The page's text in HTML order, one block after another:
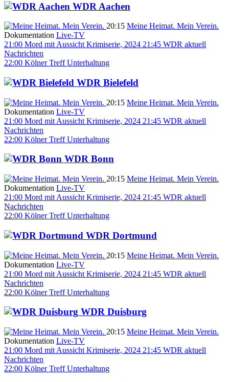
WDR Aachen
20:15 Meine Heimat. Mein Verein.
Dokumentation Live-TV
21:00 Mord mit Aussicht Krimiserie, 2024 21:45 WDR aktuell
Nachrichten
22:00 Kölner Treff Unterhaltung
WDR Bielefeld
20:15 Meine Heimat. Mein Verein.
Dokumentation Live-TV
21:00 Mord mit Aussicht Krimiserie, 2024 21:45 WDR aktuell
Nachrichten
22:00 Kölner Treff Unterhaltung
WDR Bonn
20:15 Meine Heimat. Mein Verein.
Dokumentation Live-TV
21:00 Mord mit Aussicht Krimiserie, 2024 21:45 WDR aktuell
Nachrichten
22:00 Kölner Treff Unterhaltung
WDR Dortmund
20:15 Meine Heimat. Mein Verein.
Dokumentation Live-TV
21:00 Mord mit Aussicht Krimiserie, 2024 21:45 WDR aktuell
Nachrichten
22:00 Kölner Treff Unterhaltung
WDR Duisburg
20:15 Meine Heimat. Mein Verein.
Dokumentation Live-TV
21:00 Mord mit Aussicht Krimiserie, 2024 21:45 WDR aktuell
Nachrichten
22:00 Kölner Treff Unterhaltung